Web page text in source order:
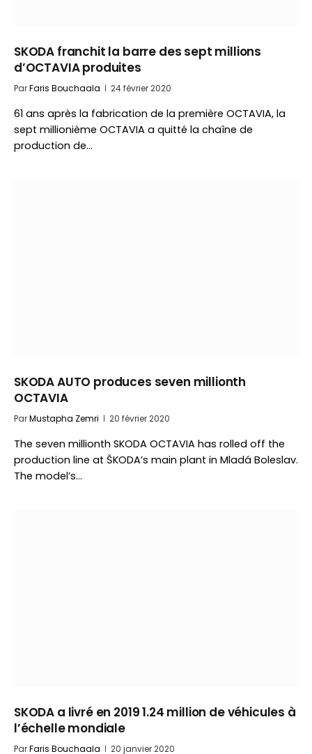
SKODA franchit la barre des sept millions
d’OCTAVIA produites
ParFaris Bouchaala 24 février 2020
61 ans après la fabrication de la première OCTAVIA, la
sept millionième OCTAVIA a quitté la chaîne de
production de…
SKODA AUTO produces seven millionth
OCTAVIA
ParMustapha Zemri 20 février 2020
The seven millionth SKODA OCTAVIA has rolled off the
production line at ŠKODA’s main plant in Mladá Boleslav.
The model’s…
SKODA a livré en 2019 1.24 million de véhicules à
l’échelle mondiale
ParFaris Bouchaala 20 janvier 2020